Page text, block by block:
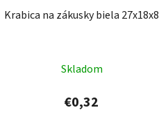
Krabica na zákusky biela 27x18x8
Skladom
€0,32